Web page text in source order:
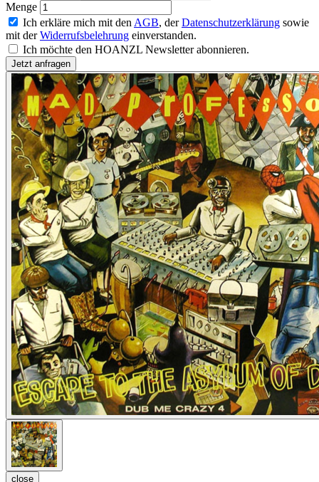
Menge
Ich erkläre mich mit den AGB, derDatenschutzerklärung sowie
mit derWiderrufsbelehrung einverstanden.
Ich möchte den HOANZL Newsletter abonnieren.
close